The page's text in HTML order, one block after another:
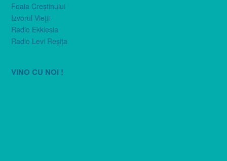
Foaia Creştinului
Izvorul Vieţii
Radio Ekklesia
Radio Levi Reşiţa
VINO CU NOI !